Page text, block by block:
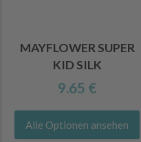
MAYFLOWER SUPER
KID SILK
9.65 €
Alle Optionen ansehen